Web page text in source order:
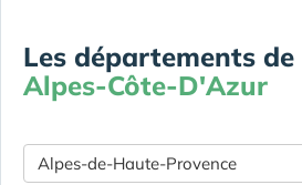
Les départements de
Alpes-Côte-D'Azur
Alpes-de-Haute-Provence